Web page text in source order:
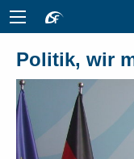
Politik, wir